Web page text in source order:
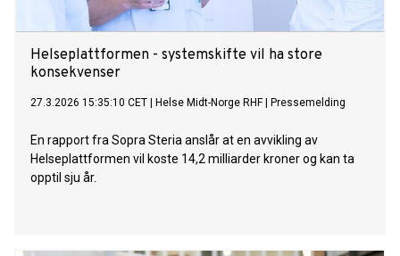
Helseplattformen - systemskifte vil ha store
konsekvenser
27.3.2026 15:35:10 CET Helse Midt-Norge RHF| Pressemelding
En rapport fra Sopra Steria anslår at en avvikling av
Helseplattformen vil koste 14,2 milliarder kroner og kan ta
opptil sju år.